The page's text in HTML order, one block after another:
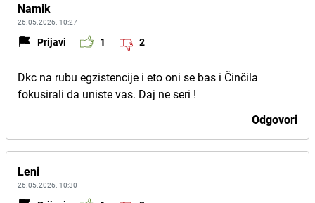
Namik
26.05.2026. 10:27
Prijavi 1 2
Dkc na rubu egzistencije i eto oni se bas i Činčila
fokusirali da uniste vas. Daj ne seri !
Odgovori
Leni
26.05.2026. 10:30